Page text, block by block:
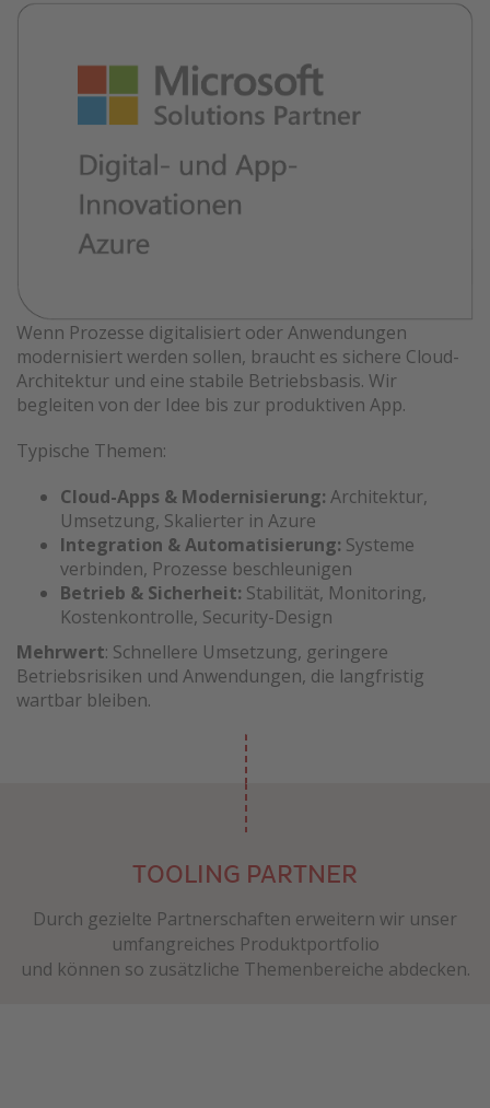
Wenn Prozesse digitalisiert oder Anwendungen
modernisiert werden sollen, braucht es sichere Cloud-
Architektur und eine stabile Betriebsbasis. Wir
begleiten von der Idee bis zur produktiven App.
Typische Themen:
Cloud-Apps & Modernisierung: Architektur,
Umsetzung, Skalierter in Azure
Integration & Automatisierung: Systeme
verbinden, Prozesse beschleunigen
Betrieb & Sicherheit: Stabilität, Monitoring,
Kostenkontrolle, Security-Design
Mehrwert: Schnellere Umsetzung, geringere
Betriebsrisiken und Anwendungen, die langfristig
wartbar bleiben.
TOOLING PARTNER
Durch gezielte Partnerschaften erweitern wir unser
umfangreiches Produktportfolio
und können so zusätzliche Themenbereiche abdecken.